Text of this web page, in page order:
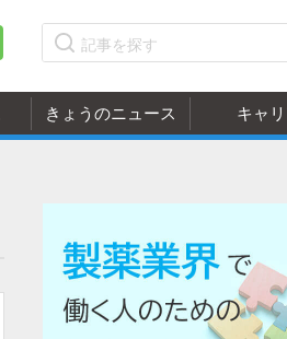
きょうのニュース キャ